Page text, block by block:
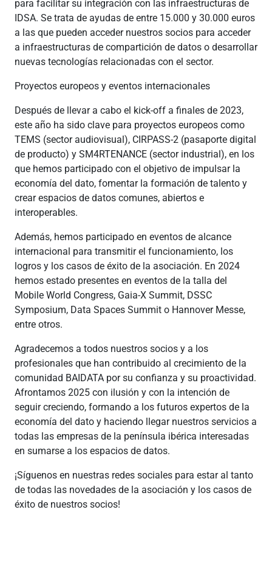
para facilitar su integración con las infraestructuras de
IDSA. Se trata de ayudas de entre 15.000 y 30.000 euros
a las que pueden acceder nuestros socios para acceder
a infraestructuras de compartición de datos o desarrollar
nuevas tecnologías relacionadas con el sector.
Proyectos europeos y eventos internacionales
Después de llevar a cabo el kick-off a finales de 2023,
este año ha sido clave para proyectos europeos como
TEMS (sector audiovisual), CIRPASS-2 (pasaporte digital
de producto) y SM4RTENANCE (sector industrial), en los
que hemos participado con el objetivo de impulsar la
economía del dato, fomentar la formación de talento y
crear espacios de datos comunes, abiertos e
interoperables.
Además, hemos participado en eventos de alcance
internacional para transmitir el funcionamiento, los
logros y los casos de éxito de la asociación. En 2024
hemos estado presentes en eventos de la talla del
Mobile World Congress, Gaia-X Summit, DSSC
Symposium, Data Spaces Summit o Hannover Messe,
entre otros.
Agradecemos a todos nuestros socios y a los
profesionales que han contribuido al crecimiento de la
comunidad BAIDATA por su confianza y su proactividad.
Afrontamos 2025 con ilusión y con la intención de
seguir creciendo, formando a los futuros expertos de la
economía del dato y haciendo llegar nuestros servicios a
todas las empresas de la península ibérica interesadas
en sumarse a los espacios de datos.
¡Síguenos en nuestras redes sociales para estar al tanto
de todas las novedades de la asociación y los casos de
éxito de nuestros socios!